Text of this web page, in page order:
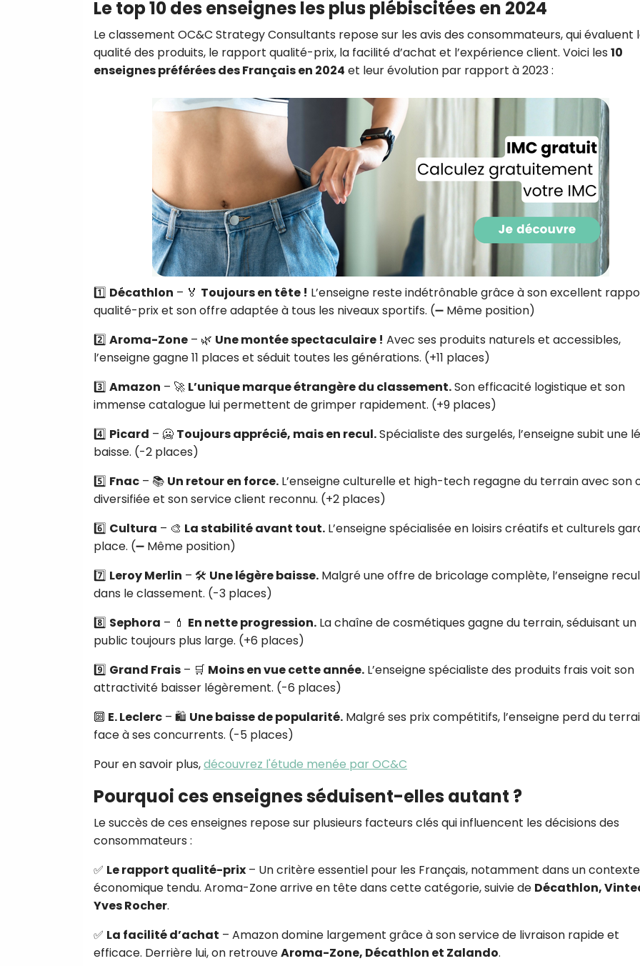
Le top 10 des enseignes les plus plébiscitées en 2024
Le classement OC&C Strategy Consultants repose sur les avis des consommateurs, qui évaluent
qualité des produits, le rapport qualité-prix, la facilité d’achat et l’expérience client. Voici les 10
enseignes préférées des Français en 2024 et leur évolution par rapport à 2023 :
1️⃣ Décathlon – 🏅 Toujours en tête ! L’enseigne reste indétrônable grâce à son excellent
qualité-prix et son offre adaptée à tous les niveaux sportifs. (➖ Même position)
2️⃣ Aroma-Zone – 🌿 Une montée spectaculaire ! Avec ses produits naturels et accessibles,
l’enseigne gagne 11 places et séduit toutes les générations. (+11 places)
3️⃣ Amazon – 🚀 L’unique marque étrangère du classement.Son efficacité logistique et son
immense catalogue lui permettent de grimper rapidement. (+9 places)
4️⃣ Picard – 🥶 Toujours apprécié, mais en recul.Spécialiste des surgelés, l’enseigne subit une
baisse. (-2 places)
5️⃣ Fnac – 📚 Un retour en force. L’enseigne culturelle et high-tech regagne du terrain avec son
diversifiée et son service client reconnu. (+2 places)
6️⃣ Cultura – 🎨 La stabilité avant tout. L’enseigne spécialisée en loisirs créatifs et culturels
place. (➖ Même position)
7️⃣ Leroy Merlin – 🛠 Une légère baisse. Malgré une offre de bricolage complète, l’enseigne
dans le classement. (-3 places)
8️⃣ Sephora – 💄 En nette progression. La chaîne de cosmétiques gagne du terrain, séduisant un
public toujours plus large. (+6 places)
9️⃣ Grand Frais – 🛒 Moins en vue cette année. L’enseigne spécialiste des produits frais voit son
attractivité baisser légèrement. (-6 places)
🔟 E. Leclerc – 🛍 Une baisse de popularité. Malgré ses prix compétitifs, l’enseigne perd du
face à ses concurrents. (-5 places)
Pour en savoir plus,découvrez l'étude menée par OC&C
Pourquoi ces enseignes séduisent-elles autant ?
Le succès de ces enseignes repose sur plusieurs facteurs clés qui influencent les décisions des
consommateurs :
✅ Le rapport qualité-prix – Un critère essentiel pour les Français, notamment dans un contexte
économique tendu. Aroma-Zone arrive en tête dans cette catégorie, suivie de Décathlon,
Yves Rocher.
✅ La facilité d’achat – Amazon domine largement grâce à son service de livraison rapide et
efficace. Derrière lui, on retrouveAroma-Zone, Décathlon et Zalando.
Recevez
recettes inédites de
!
Ainsi que la newsletter
CROQ.
Je consens à ce que la société
des courriels pour mesurer et
performances des campagnes.
des informations sur le terminal
Je reçois mon cadeau !
Votre adresse email sera utilisée par Digital Prisma
envoyer votre newsletter contenant des offres